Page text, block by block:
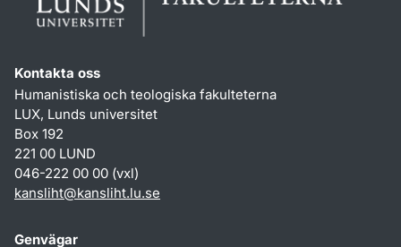
Kontakta oss
Humanistiska och teologiska fakulteterna
LUX, Lunds universitet
Box 192
221 00 LUND
046-222 00 00 (vxl)
kansliht@kansliht.lu.se
Genvägar